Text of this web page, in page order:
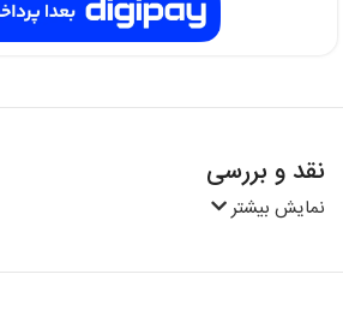
نقد و بررسی
نمایش بیشتر